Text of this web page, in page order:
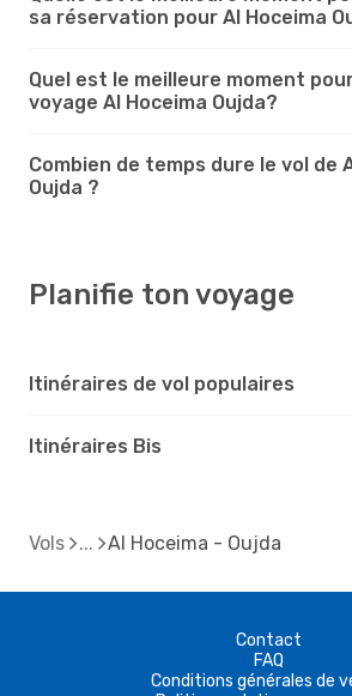
sa réservation pour Al Hoceima
Quel est le meilleure moment
voyage Al Hoceima Oujda?
Combien de temps dure le vol de
Oujda ?
Planifie ton voyage
Itinéraires de vol populaires
Itinéraires Bis
Vols Al Hoceima - Oujda
Contact
FAQ
Conditions générales de